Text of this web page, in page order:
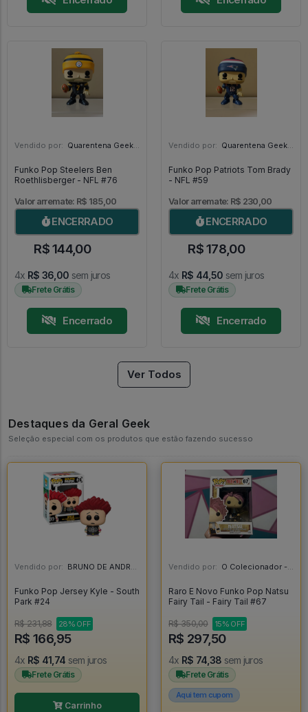
Vendido por: Quarentena Geek Store - SP
Funko Pop Steelers Ben
Roethlisberger - NFL #76
Valor arremate: R$ 185,00
ENCERRADO
R$ 144,00
4x R$ 36,00 sem juros
Frete Grátis
Encerrado
Vendido por: Quarentena Geek Store - SP
Funko Pop Patriots Tom Brady
- NFL #59
Valor arremate: R$ 230,00
ENCERRADO
R$ 178,00
4x R$ 44,50 sem juros
Frete Grátis
Encerrado
Ver Todos
Destaques da Geral Geek
Seleção especial com os produtos que estão fazendo sucesso
Vendido por: BRUNO DE ANDRADE CLEMENTE - SC
Funko Pop Jersey Kyle - South
Park #24
R$ 231,88 28% OFF
R$ 166,95
4x R$ 41,74 sem juros
Frete Grátis
Carrinho
Vendido por: O Colecionador - SP
Raro E Novo Funko Pop Natsu
Fairy Tail - Fairy Tail #67
R$ 350,00 15% OFF
R$ 297,50
4x R$ 74,38 sem juros
Frete Grátis
Aqui tem cupom